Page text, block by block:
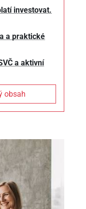
investovat.
a praktické
a aktivní
obsah